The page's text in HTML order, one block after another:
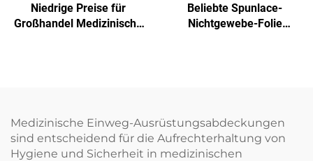
Niedrige Preise für
Großhandel Medizinische
Beliebte Spunlace-
Nichtgewebe-Folie
Medizinische Einweg-Ausrüstungsabdeckungen
sind entscheidend für die Aufrechterhaltung von
Hygiene und Sicherheit in medizinischen